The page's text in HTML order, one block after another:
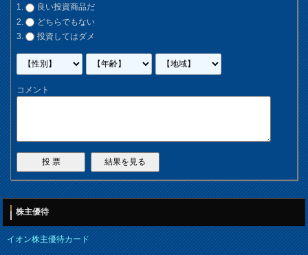
良い投資商品だ
どちらでもない
投資してはダメ
コメント
株主優待
イオン株主優待カード